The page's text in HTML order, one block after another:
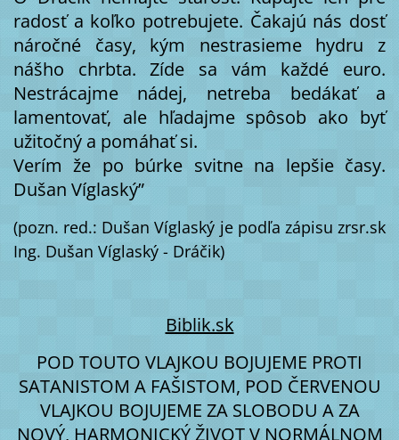
radosť a koľko potrebujete. Čakajú nás dosť
náročné časy, kým nestrasieme hydru z
nášho chrbta. Zíde sa vám každé euro.
Nestrácajme nádej, netreba bedákať a
lamentovať, ale hľadajme spôsob ako byť
užitočný a pomáhať si.
Verím že po búrke svitne na lepšie časy.
Dušan Víglaský”
(pozn. red.: Dušan Víglaský je podľa zápisu zrsr.sk
Ing. Dušan Víglaský - Dráčik)
Biblik.sk
POD TOUTO VLAJKOU BOJUJEME PROTI
SATANISTOM A FAŠISTOM, POD ČERVENOU
VLAJKOU BOJUJEME ZA SLOBODU A ZA
NOVÝ, HARMONICKÝ ŽIVOT V NORMÁLNOM